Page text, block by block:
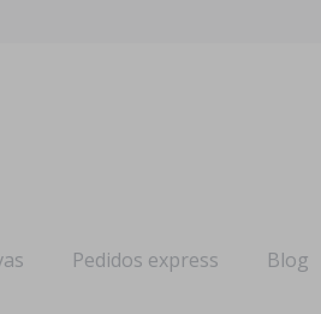
Pedidos express Blog